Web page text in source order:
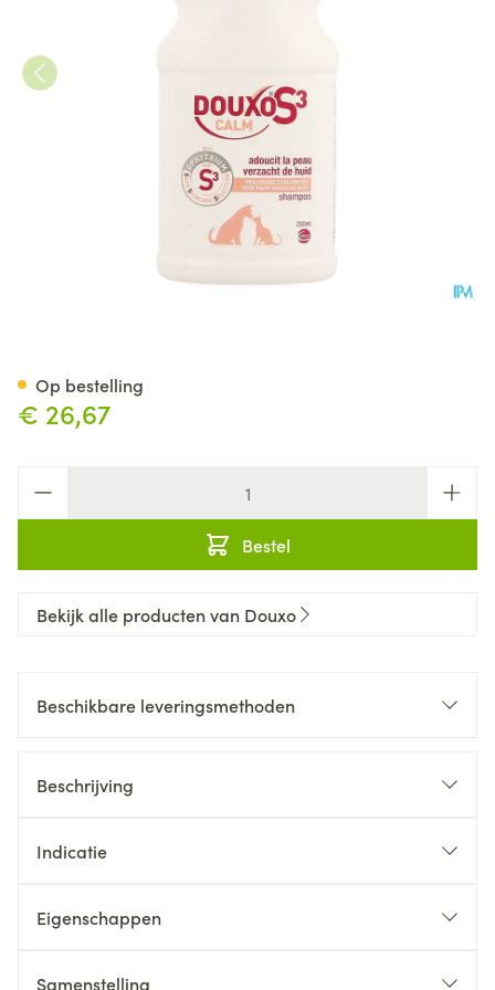
€ 26,67
Bestel
Op bestelling
Bekijk alle producten van Douxo
Beschikbare leveringsmethoden
Beschrijving
Indicatie
Eigenschappen
Samenstelling